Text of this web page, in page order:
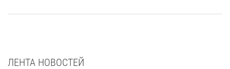
ЛЕНТА НОВОСТЕЙ